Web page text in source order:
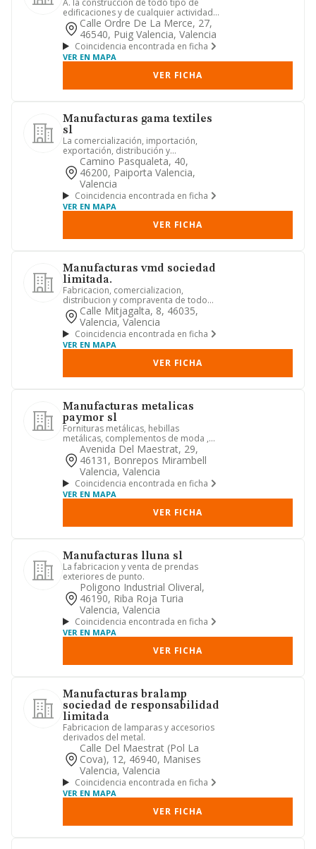
A. la construccion de todo tipo de
edificaciones y de cualquier actividad
relativa a la construccio...
Calle Ordre De La Merce, 27,
46540, Puig Valencia, Valencia
Coincidencia encontrada en ficha
VER EN MAPA
VER FICHA
Manufacturas gama textiles
sl
La comercialización, importación,
exportación, distribución y
compraventa, al por mayor y menor,
de...
Camino Pasqualeta, 40,
46200, Paiporta Valencia,
Valencia
Coincidencia encontrada en ficha
VER EN MAPA
VER FICHA
Manufacturas vmd sociedad
limitada.
Fabricacion, comercializacion,
distribucion y compraventa de todo
tipo de articulos de marroquineri...
Calle Mitjagalta, 8, 46035,
Valencia, Valencia
Coincidencia encontrada en ficha
VER EN MAPA
VER FICHA
Manufacturas metalicas
paymor sl
Fornituras metálicas, hebillas
metálicas, complementos de moda ,
apliques, cinturones, etc.
Avenida Del Maestrat, 29,
46131, Bonrepos Mirambell
Valencia, Valencia
Coincidencia encontrada en ficha
VER EN MAPA
VER FICHA
Manufacturas lluna sl
La fabricacion y venta de prendas
exteriores de punto.
Poligono Industrial Oliveral,
46190, Riba Roja Turia
Valencia, Valencia
Coincidencia encontrada en ficha
VER EN MAPA
VER FICHA
Manufacturas bralamp
sociedad de responsabilidad
limitada
Fabricacion de lamparas y accesorios
derivados del metal.
Calle Del Maestrat (pol La
Cova), 12, 46940, Manises
Valencia, Valencia
Coincidencia encontrada en ficha
VER EN MAPA
VER FICHA